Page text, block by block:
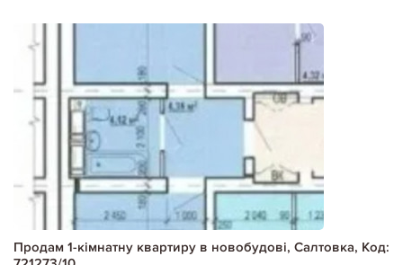
Продам 1-кімнатну квартиру в новобудові, Салтовка, Код: